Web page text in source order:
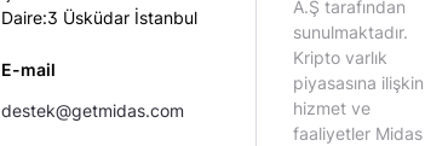
Daire:3 Üsküdar İstanbul
E-mail
destek@getmidas.com
A.Ş tarafından
sunulmaktadır.
Kripto varlık
piyasasına ilişkin
hizmet ve
faaliyetler Midas